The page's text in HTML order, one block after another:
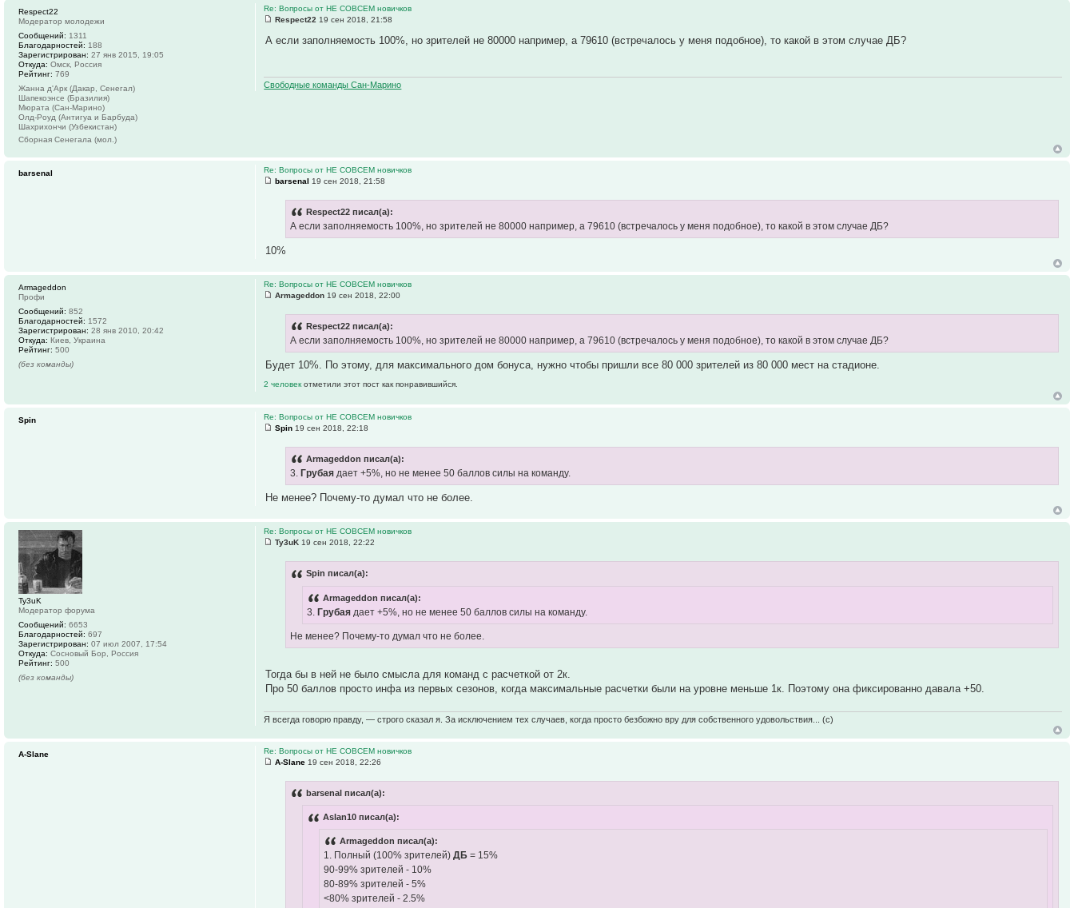
Re: Вопросы от НЕ СОВСЕМ новичков
Respect22 19 сен 2018, 21:58
А если заполняемость 100%, но зрителей не 80000 например, а 79610 (встречалось у меня подобное), то какой в этом случае ДБ?
Свободные команды Сан-Марино
Respect22
Модератор молодежи
Сообщений: 1311
Благодарностей: 188
Зарегистрирован: 27 янв 2015, 19:05
Откуда: Омск, Россия
Рейтинг: 769
Жанна д'Арк (Дакар, Сенегал)
Шапекоэнсе (Бразилия)
Мюрата (Сан-Марино)
Олд-Роуд (Антигуа и Барбуда)
Шахрихончи (Узбекистан)
Сборная Сенегала (мол.)
Re: Вопросы от НЕ СОВСЕМ новичков
barsenal 19 сен 2018, 21:58
Respect22 писал(а):
А если заполняемость 100%, но зрителей не 80000 например, а 79610 (встречалось у меня подобное), то какой в этом случае ДБ?
10%
barsenal
Re: Вопросы от НЕ СОВСЕМ новичков
Armageddon 19 сен 2018, 22:00
Respect22 писал(а):
А если заполняемость 100%, но зрителей не 80000 например, а 79610 (встречалось у меня подобное), то какой в этом случае ДБ?
Будет 10%. По этому, для максимального дом бонуса, нужно чтобы пришли все 80 000 зрителей из 80 000 мест на стадионе.
2 человекотметили этот пост как понравившийся.
Armageddon
Профи
Сообщений: 852
Благодарностей: 1572
Зарегистрирован: 28 янв 2010, 20:42
Откуда: Киев, Украина
Рейтинг: 500
(без команды)
Re: Вопросы от НЕ СОВСЕМ новичков
Spin 19 сен 2018, 22:18
Armageddon писал(а):
3. Грубая дает +5%, но не менее 50 баллов силы на команду.
Не менее? Почему-то думал что не более.
Spin
Re: Вопросы от НЕ СОВСЕМ новичков
Ty3uK 19 сен 2018, 22:22
Spin писал(а):
Armageddon писал(а):
3.Грубая дает +5%, но не менее 50 баллов силы на команду.
Не менее? Почему-то думал что не более.
Тогда бы в ней не было смысла для команд с расчеткой от 2к.
Про 50 баллов просто инфа из первых сезонов, когда максимальные расчетки были на уровне меньше 1к. Поэтому она фиксированно давала +50.
Я всегда говорю правду, — строго сказал я. За исключением тех случаев, когда просто безбожно вру для собственного удовольствия... (с)
Ty3uK
Модератор форума
Сообщений: 6653
Благодарностей: 697
Зарегистрирован: 07 июл 2007, 17:54
Откуда: Сосновый Бор, Россия
Рейтинг: 500
(без команды)
Re: Вопросы от НЕ СОВСЕМ новичков
A-Slane 19 сен 2018, 22:26
barsenal писал(а):
Aslan10 писал(а):
Armageddon писал(а):
1. Полный (100% зрителей)ДБ = 15%
90-99% зрителей - 10%
80-89% зрителей - 5%
<80% зрителей - 2.5%
A-Slane